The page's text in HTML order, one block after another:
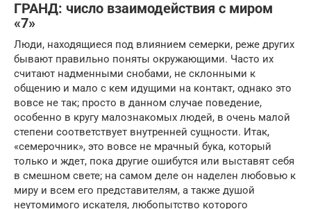
ГРАНД: число взаимодействия с миром
«7»
Люди, находящиеся под влиянием семерки, реже других
бывают правильно поняты окружающими. Часто их
считают надменными снобами, не склонными к
общению и мало с кем идущими на контакт, однако это
вовсе не так; просто в данном случае поведение,
особенно в кругу малознакомых людей, в очень малой
степени соответствует внутренней сущности. Итак,
«семерочник», это вовсе не мрачный бука, который
только и ждет, пока другие ошибутся или выставят себя
в смешном свете; на самом деле он наделен любовью к
миру и всем его представителям, а также душой
неутомимого искателя, любопытство которого